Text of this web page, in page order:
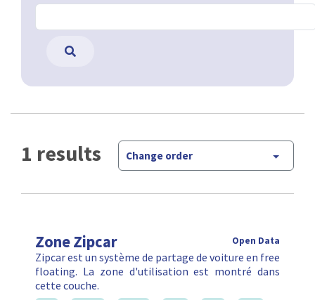
1 results Change order
Zone Zipcar Open Data
Zipcar est un système de partage de voiture en free
floating. La zone d'utilisation est montré dans
cette couche.